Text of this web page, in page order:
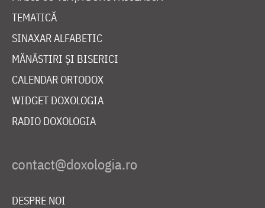
TEMATICĂ
SINAXAR ALFABETIC
MĂNĂSTIRI ȘI BISERICI
CALENDAR ORTODOX
WIDGET DOXOLOGIA
RADIO DOXOLOGIA
DESPRE NOI